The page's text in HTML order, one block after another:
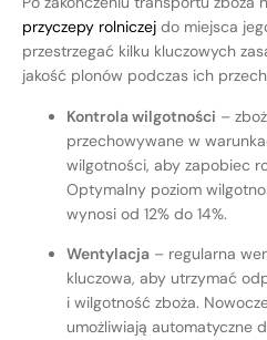
przyczepy rolniczej do miejsca
przestrzegać kilku kluczowych
jakość plonów podczas ich
Kontrola wilgotności –
przechowywane w
wilgotności, aby zapobiec
Optymalny poziom
wynosi od 12% do 14%.
Wentylacja – regularna
kluczowa, aby utrzymać
i wilgotność zboża.
umożliwiają automatyczne